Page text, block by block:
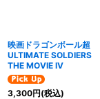
映画ドラゴンボール超
ULTIMATE SOLDIERS
THE MOVIE IV
3,300円(税込)